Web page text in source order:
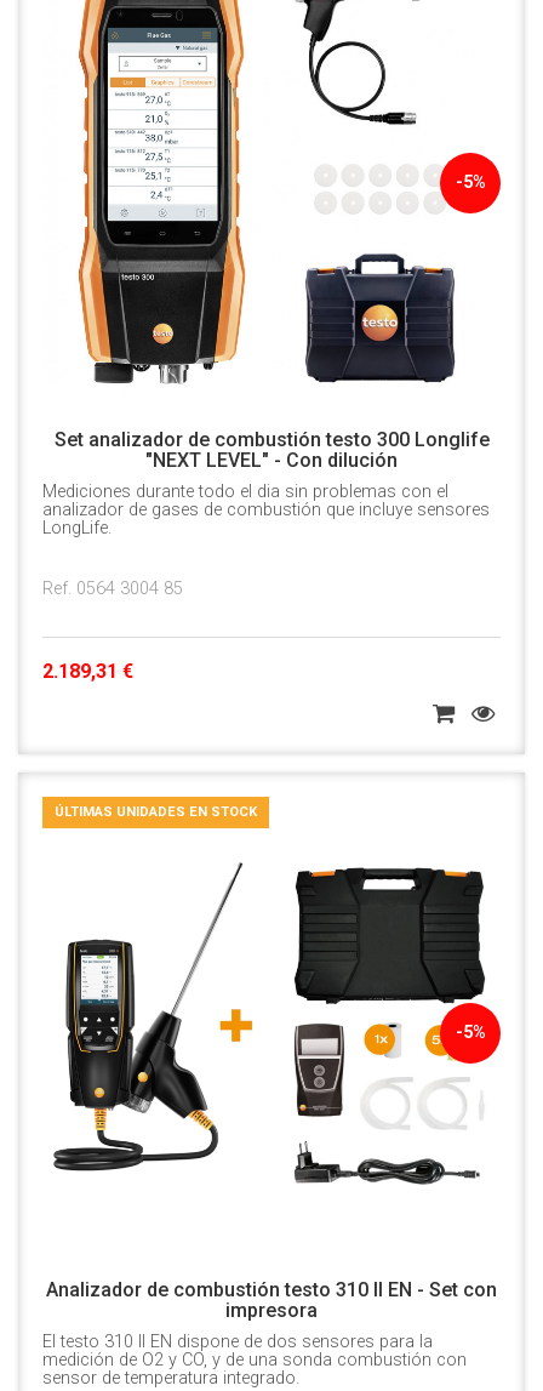
-5%
Set analizador de combustión testo 300 Longlife
"NEXT LEVEL" - Con dilución
Mediciones durante todo el dia sin problemas con el
analizador de gases de combustión que incluye sensores
LongLife.
Ref. 0564 3004 85
2.189,31 €
-5%
ÚLTIMAS UNIDADES EN STOCK
Analizador de combustión testo 310 II EN - Set con
impresora
El testo 310 II EN dispone de dos sensores para la
medición de O2 y CO, y de una sonda combustión con
sensor de temperatura integrado.